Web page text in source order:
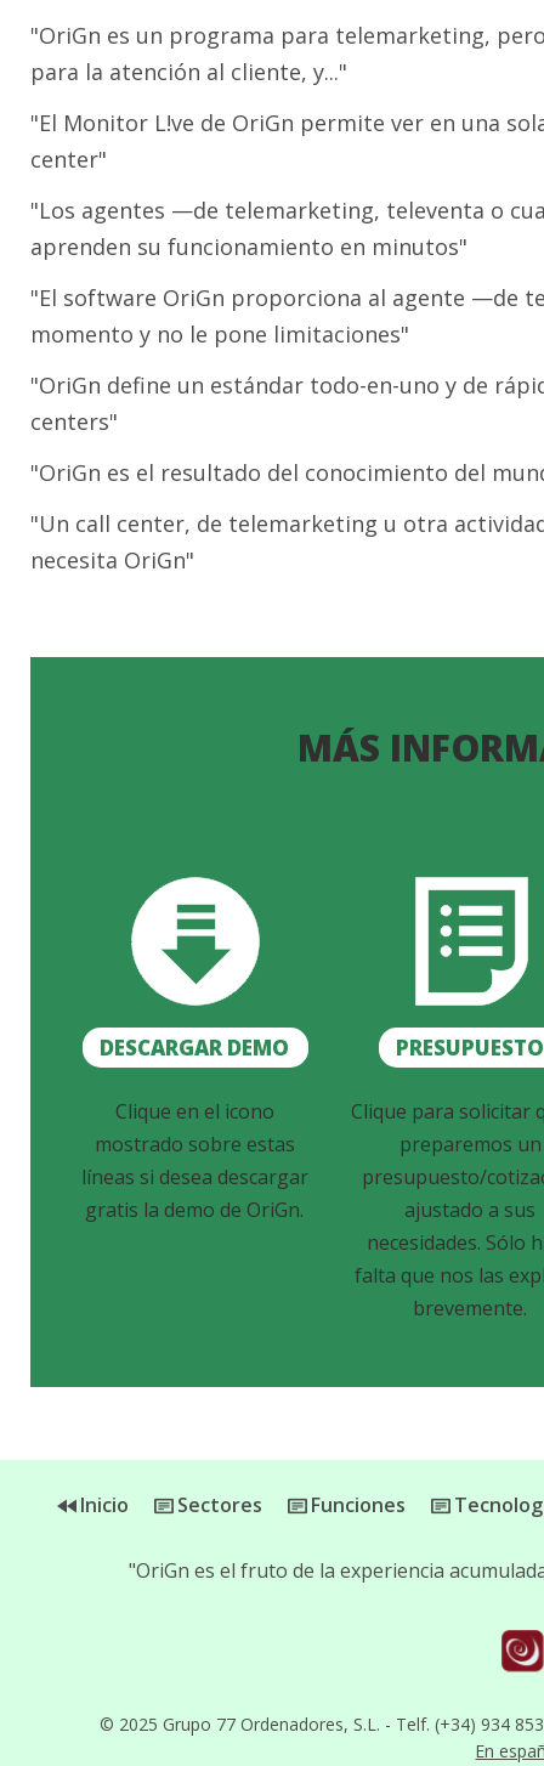
"OriGn es un programa para telemarketing,
para la atención al cliente, y..."
"El Monitor L!ve de OriGn permite ver en una
center"
"Los agentes —de telemarketing, televenta o
aprenden su funcionamiento en minutos"
"El software OriGn proporciona al agente —de
momento y no le pone limitaciones"
"OriGn define un estándar todo-en-uno y de
centers"
"OriGn es el resultado del conocimiento del
"Un call center, de telemarketing u otra
necesita OriGn"
MÁS
DESCARGAR DEMO PRESUPUESTO
Clique en el icono
mostrado sobre estas
líneas si desea descargar
gratis la demo de OriGn.
Clique para solicitar
preparemos un
presupuesto/
ajustado a sus
necesidades. Sólo
falta que nos las
brevemente.
Inicio Sectores Funciones
© 2025 Grupo 77 Ordenadores, S.L. - Telf. (+34) 934
En
"OriGn es el fruto de la experiencia